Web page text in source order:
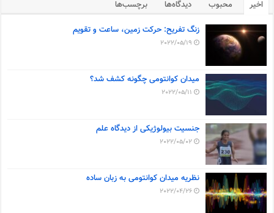
اخیر محبوب دیدگاه‌ها برچسب‌ها
زنگ تفریح: حرکت زمین، ساعت و تقویم
2022/05/19
میدان کوانتومی چگونه کشف شد؟
2022/05/11
جنسیت بیولوژیکی از دیدگاه علم
2022/05/02
نظریه میدان کوانتومی به زبان ساده
2022/04/26